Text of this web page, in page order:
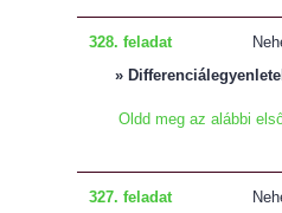
328. feladat
»
Oldd meg az alábbi
327. feladat